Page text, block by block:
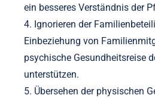
ein besseres Verständnis der
4. Ignorieren der
Einbeziehung von
psychische Gesundheitsreise
unterstützen.
5. Übersehen der physischen